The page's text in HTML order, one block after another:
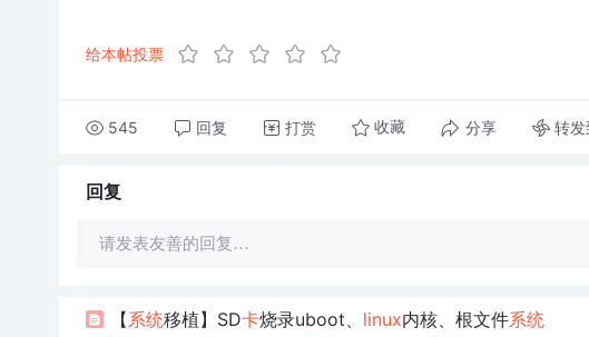
给本帖投票
545 回复 打赏 收藏 分享 转发
回复
请发表友善的回复…
【系统移植】SD卡烧录uboot、 linux内核、根文件系统